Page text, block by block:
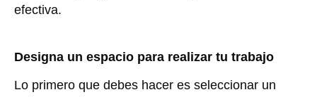
efectiva.
Designa un espacio para realizar tu trabajo
Lo primero que debes hacer es seleccionar un